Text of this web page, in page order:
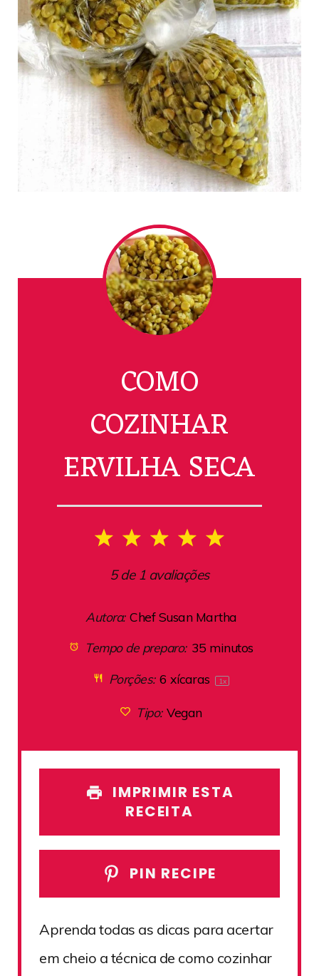
COMO
COZINHAR
ERVILHA SECA
5
4
Stars
3
Stars
2
Stars
1
Star
5de 1avaliações
Autora: Chef Susan Martha
Tempo de preparo: 35 minutos
Porções: 6 xícaras 1x
Tipo: Vegan
IMPRIMIR ESTA
RECEITA
PIN RECIPE
Aprenda todas as dicas para acertar
em cheio a técnica de como cozinhar